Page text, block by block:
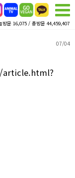
방문 16,075 / 총방문 44,459,407
07/04
article.html?